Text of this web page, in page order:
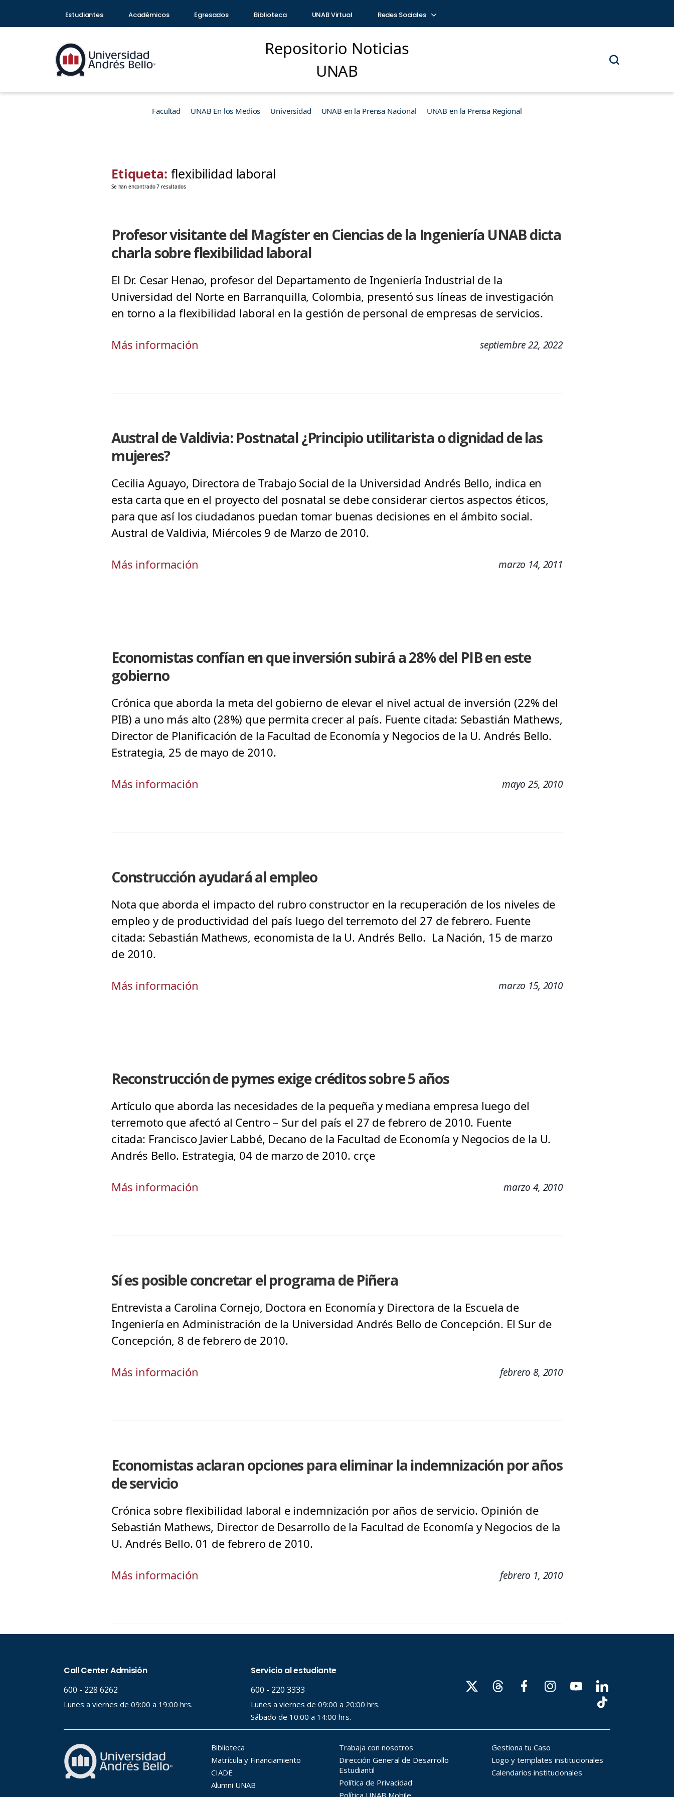
Estudiantes Académicos Egresados Biblioteca UNAB Virtual Redes Sociales
Repositorio Noticias
UNAB
Facultad UNAB En los Medios Universidad UNAB en la Prensa Nacional UNAB en la Prensa Regional
Etiqueta: flexibilidad laboral
Se han encontrado 7 resultados
Profesor visitante del Magíster en Ciencias de la Ingeniería UNAB dicta
charla sobre flexibilidad laboral
El Dr. Cesar Henao, profesor del Departamento de Ingeniería Industrial de la
Universidad del Norte en Barranquilla, Colombia, presentó sus líneas de investigación
en torno a la flexibilidad laboral en la gestión de personal de empresas de servicios.
Más información septiembre 22, 2022
Austral de Valdivia: Postnatal ¿Principio utilitarista o dignidad de las
mujeres?
Cecilia Aguayo, Directora de Trabajo Social de la Universidad Andrés Bello, indica en
esta carta que en el proyecto del posnatal se debe considerar ciertos aspectos éticos,
para que así los ciudadanos puedan tomar buenas decisiones en el ámbito social.
Austral de Valdivia, Miércoles 9 de Marzo de 2010.
Más información marzo 14, 2011
Economistas confían en que inversión subirá a 28% del PIB en este
gobierno
Crónica que aborda la meta del gobierno de elevar el nivel actual de inversión (22% del
PIB) a uno más alto (28%) que permita crecer al país. Fuente citada: Sebastián Mathews,
Director de Planificación de la Facultad de Economía y Negocios de la U. Andrés Bello.
Estrategia, 25 de mayo de 2010.
Más información mayo 25, 2010
Construcción ayudará al empleo
Nota que aborda el impacto del rubro constructor en la recuperación de los niveles de
empleo y de productividad del país luego del terremoto del 27 de febrero. Fuente
citada: Sebastián Mathews, economista de la U. Andrés Bello. La Nación, 15 de marzo
de 2010.
Más información marzo 15, 2010
Reconstrucción de pymes exige créditos sobre 5 años
Artículo que aborda las necesidades de la pequeña y mediana empresa luego del
terremoto que afectó al Centro – Sur del país el 27 de febrero de 2010. Fuente
citada: Francisco Javier Labbé, Decano de la Facultad de Economía y Negocios de la U.
Andrés Bello. Estrategia, 04 de marzo de 2010. crçe
Más información marzo 4, 2010
Sí es posible concretar el programa de Piñera
Entrevista a Carolina Cornejo, Doctora en Economía y Directora de la Escuela de
Ingeniería en Administración de la Universidad Andrés Bello de Concepción. El Sur de
Concepción, 8 de febrero de 2010.
Más información febrero 8, 2010
Economistas aclaran opciones para eliminar la indemnización por años
de servicio
Crónica sobre flexibilidad laboral e indemnización por años de servicio. Opinión de
Sebastián Mathews, Director de Desarrollo de la Facultad de Economía y Negocios de la
U. Andrés Bello. 01 de febrero de 2010.
Más información febrero 1, 2010